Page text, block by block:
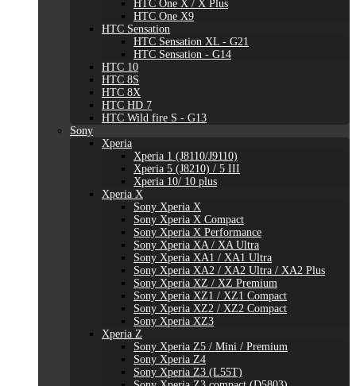
HTC One X / X Plus
HTC One X9
HTC Sensation
HTC Sensation XL - G21
HTC Sensation - G14
HTC 10
HTC 8S
HTC 8X
HTC HD 7
HTC Wild fire S - G13
Sony
Xperia
Xperia 1 (J8110/J9110)
Xperia 5 (J8210) / 5 III
Xperia 10/ 10 plus
Xperia X
Sony Xperia X
Sony Xperia X Compact
Sony Xperia X Performance
Sony Xperia XA / XA Ultra
Sony Xperia XA1 / XA1 Ultra
Sony Xperia XA2 / XA2 Ultra / XA2 Plus
Sony Xperia XZ / XZ Premium
Sony Xperia XZ1 / XZ1 Compact
Sony Xperia XZ2 / XZ2 Compact
Sony Xperia XZ3
Xperia Z
Sony Xperia Z5 / Mini / Premium
Sony Xperia Z4
Sony Xperia Z3 (L55T)